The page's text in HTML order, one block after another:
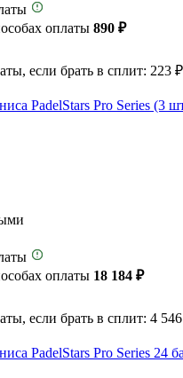
оплаты 890 ₽
если брать в сплит: 223 ₽
PadelStars Pro Series (3
оплаты 18 184 ₽
если брать в сплит: 4
PadelStars Pro Series 24